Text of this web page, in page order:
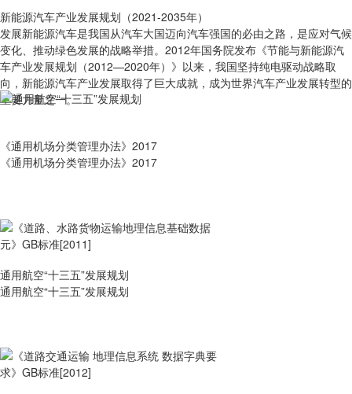
新能源汽车产业发展规划（2021-2035年）
发展新能源汽车是我国从汽车大国迈向汽车强国的必由之路，是应对气候
变化、推动绿色发展的战略举措。2012年国务院发布《节能与新能源汽
车产业发展规划（2012—2020年）》以来，我国坚持纯电驱动战略取
向，新能源汽车产业发展取得了巨大成就，成为世界汽车产业发展转型的
重要力量之一。
《通用机场分类管理办法》2017
《通用机场分类管理办法》2017
通用航空“十三五”发展规划
通用航空“十三五”发展规划